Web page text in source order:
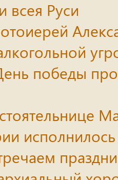
всея Руси
победы
исполнилось